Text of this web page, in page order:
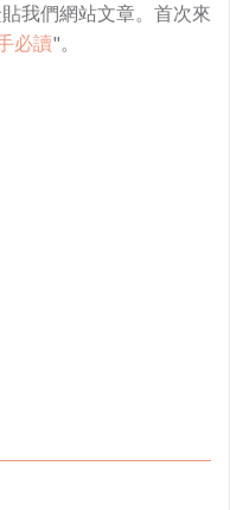
我們網站文章。首次來
必讀"。